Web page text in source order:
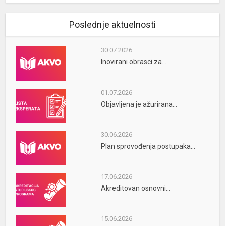
Poslednje aktuelnosti
30.07.2026
Inovirani obrasci za...
01.07.2026
Objavljena je ažurirana...
30.06.2026
Plan sprovođenja postupaka...
17.06.2026
Akreditovan osnovni...
15.06.2026